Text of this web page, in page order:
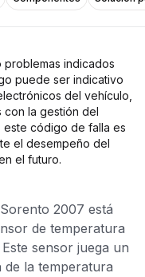
problemas indicados
puede ser indicativo
del vehículo,
con la gestión del
este código de falla es
el desempeño del
el futuro.
2007 está
de temperatura
sensor juega un
de la temperatura